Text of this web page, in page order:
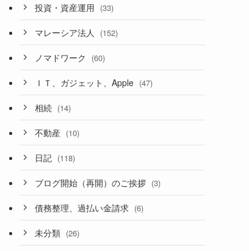
投資・資産運用 (33)
マレーシア法人 (152)
ノマドワーク (60)
ＩＴ、ガジェット、Apple (47)
相続 (14)
不動産 (10)
日記 (118)
ブログ開始（再開）のご挨拶 (3)
債務整理、過払い金請求 (6)
未分類 (26)